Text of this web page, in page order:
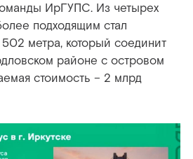
ИрГУПС. Из четырех
подходящим стал
метра, который соединит
районе с островом
стоимость – 2 млрд